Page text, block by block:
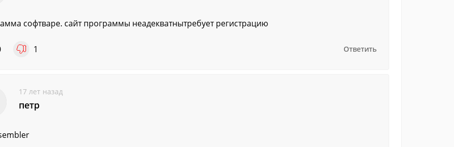
софтваре. сайт программы неадекватнытребует регистрацию
1 Ответить
17 лет назад
петр